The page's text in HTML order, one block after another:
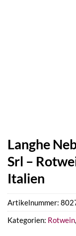
Langhe
Srl –
Italien
Artikelnummer:
Kategorien: Rotwein,